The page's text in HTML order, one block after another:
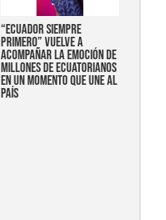
“Ecuador siempre
primero” vuelve a
acompañar la emoción de
millones de ecuatorianos
en un momento que une al
país